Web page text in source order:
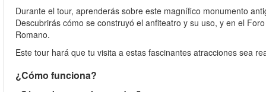
Durante el tour, aprenderás sobre este magnífico monumento
Descubrirás cómo se construyó el anfiteatro y su uso, y en el
Romano.
Este tour hará que tu visita a estas fascinantes atracciones sea
¿Cómo funciona?